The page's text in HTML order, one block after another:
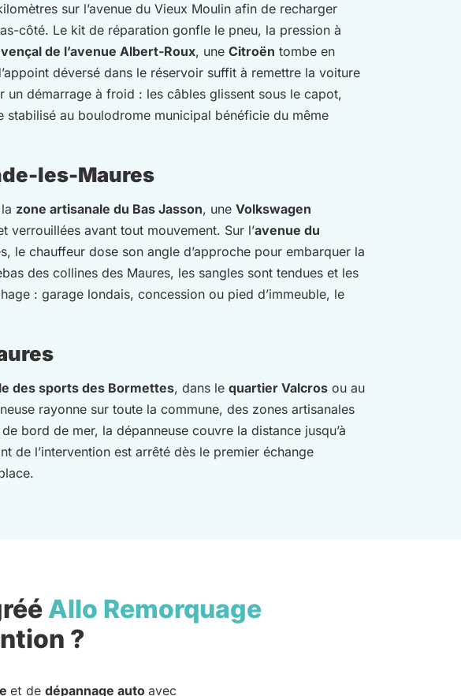
sur l’avenue du Vieux Moulin afin de recharger
côté. Le kit de réparation gonfle le pneu, la pression à
de l’avenue Albert-Roux, une Citroën tombe en
déversé dans le réservoir suffit à remettre la voiture
un démarrage à froid : les câbles glissent sous le capot,
stabilisé au boulodrome municipal bénéficie du même
les-Maures
zone artisanale du Bas Jasson, une Volkswagen
avant tout mouvement. Sur l’avenue du
le chauffeur dose son angle d’approche pour embarquer la
des collines des Maures, les sangles sont tendues et les
: garage londais, concession ou pied d’immeuble, le
des sports des Bormettes, dans le quartier Valcros ou au
rayonne sur toute la commune, des zones artisanales
bord de mer, la dépanneuse couvre la distance jusqu’à
de l’intervention est arrêté dès le premier échange
Allo Remorquage
?
et de dépannage auto avec